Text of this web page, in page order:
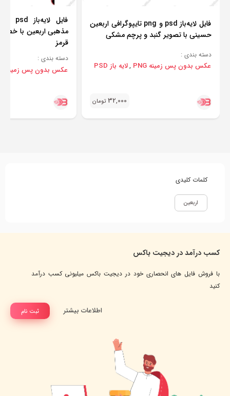
فایل لایه‌باز psd و png تایپوگرافی اربعین
حسینی با تصویر گنبد و پرچم مشکی
دسته بندی :
عکس بدون پس زمینه PNG ,لایه باز PSD
32,000 تومان
مذهبی اربعین با
قرمز
دسته بندی :
عکس بدون پس زمینه PNG
کلمات کلیدی
اربعین
کسب درآمد در دیجیت باکس
با فروش فایل های انحصاری خود در دیجیت باکس میلیونی کسب درآمد
کنید
ثبت نام اطلاعات بیشتر